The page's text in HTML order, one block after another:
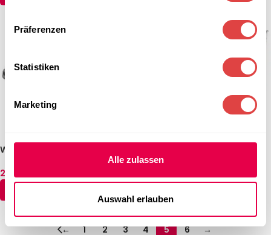
Präferenzen
Statistiken
Marketing
Alle zulassen
Auswahl erlauben
Waffeleisen Tiamo Duo
2.616,81
← 1 2 3 4 5 6 →